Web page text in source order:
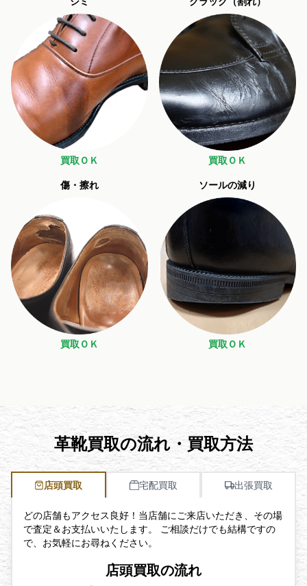
買取ＯＫ 買取ＯＫ
傷・擦れ
買取ＯＫ
ソールの減り
買取ＯＫ
革靴買取の流れ・買取方法
店頭買取 宅配買取 出張買取
どの店舗もアクセス良好！当店舗にご来店いただき、その場
で査定＆お支払いいたします。 ご相談だけでも結構ですの
で、お気軽にお尋ねください。
店頭買取の流れ